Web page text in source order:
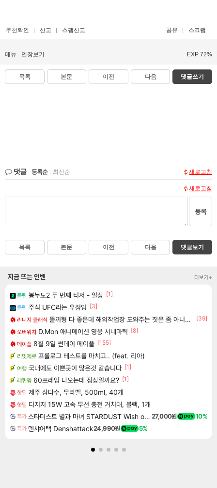
추천확인 신고 스팸신고 공유 스크랩
메뉴 인장보기 EXP 72%
목록 본문 이전 다음 댓글쓰기
댓글 등록순 최신순 새로고침
새로고침
등록
목록 본문 이전 다음 댓글보기
지금 뜨는 인벤 더보기+
클립 봉누도2 두 번째 티저 - 일상 [1]
클립 주식 UFC라는 우정잉 [3]
리니지 클래식 똘끼형 다 좋은데 해외작업장 도와주는 짓은 좀 아니지않냐?
[39]
오버워치 D.Mon 애니메이션 영웅 시네마틱 [8]
메이플 8월 9일 썬데이 메이플 [155]
리밋제로 프롤로그 테스트를 마치고.. (feat. 리아)
여행 국내에도 이쁜곳이 많은것 같습니다 [1]
레퀴엠 60프레임 나오는데 정상일까요? [1]
핫딜 제주 삼다수, 무라벨, 500ml, 40개
핫딜 디지지 15W 고속 무선 충전 거치대, 블랙, 1개
특가 스타더스트 별과 마녀 STARDUST Wish of Witch 27,000원 10%
특가 덴샤어택 Denshattack24,990원 5%